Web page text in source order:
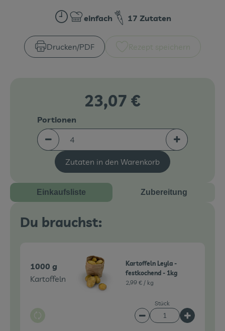
Firmenkunden
Veranstaltungen
Zubreitungszeit:
Schwierigkeit:
einfach 17 Zutaten
Drucken​/​PDF Rezept speichern
23,07 €
Portionen verringern (aktuell 4 Portionen
Portionen
Portionen
Zutaten in den Warenkorb
Einkaufsliste Zubereitung
Du brauchst:
1000 g
Kartoffeln
Auswahl ändern
Kartoffeln Leyla -
festkochend - 1kg
2,99 € / kg
Stück
Artikelanzahl